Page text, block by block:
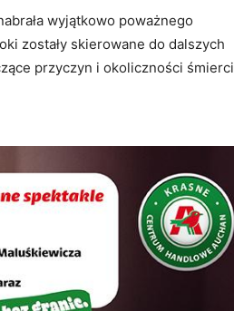
wyjątkowo poważnego
zostały skierowane do dalszych
przyczyn i okoliczności śmierci